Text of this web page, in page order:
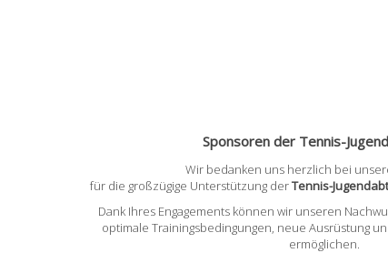
Sponsoren der Tennis-
Wir bedanken uns herzlich bei
für die großzügige Unterstützung derTennis-
Dank Ihres Engagements können wir unseren
optimale Trainingsbedingungen, neue Ausrüstung
ermöglichen.